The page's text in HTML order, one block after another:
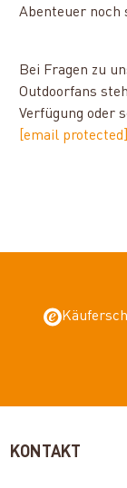
Abenteuer noch
Bei Fragen zu
Outdoorfans
Verfügung oder
[email protected]
KONTAKT